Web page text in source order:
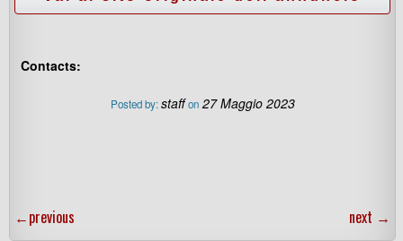
Contacts:
Posted by:staff on 27 Maggio 2023
←previous next →